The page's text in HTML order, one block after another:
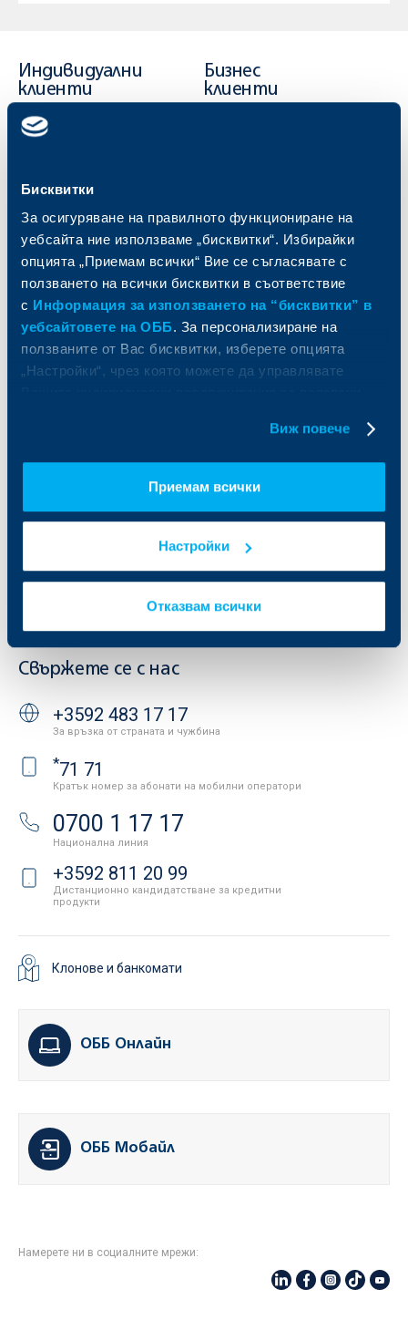
Бисквитки
За осигуряване на правилното функциониране на
уебсайта ние използваме „бисквитки“. Избирайки
опцията „Приемам всички“ Вие се съгласявате с
ползването на всички бисквитки в съответствие
с Информация за използването на “бисквитки” в
уебсайтовете на ОББ. За персонализиране на
ползваните от Вас бисквитки, изберете опцията
„Настройки“, чрез която можете да управлявате
Виж повече
Приемам всички
Настройки
Отказвам всички
Индивидуални
клиенти
Карти
Спестявания и инвестиции
Частно банкиране
Застраховки
Актуализация на клиентски данни
Бизнес
клиенти
Пазари, инвестиционно банкиране
и попечителски услуги
За ОББ
Кои сме ние
Европейско финансиране
Други документи
Кариери
Контакти
Групата на KBC
ДЗИ
ОББ Пенсионно осигуряване
ОББ Застрахователен брокер
Условия за ползване на сайта
Защита на личните данни
Важни документи
Свържете се с нас
+3592 483 17 17
За връзка от страната и чужбина
*71 71
Кратък номер за абонати на мобилни оператори
0700 1 17 17
Национална линия
+3592 811 20 99
Дистанционно кандидатстване за кредитни
продукти
Клонове и банкомати
ОББ Онлайн
ОББ Мобайл
Намерете ни в социалните мрежи: